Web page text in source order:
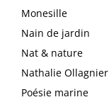
Monesille
Nain de jardin
Nat & nature
Nathalie Ollagnier
Poésie marine